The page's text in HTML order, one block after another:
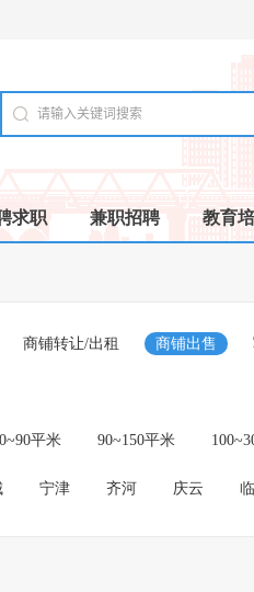
求职 兼职招聘 教育培
商铺转让/出租 商铺出售
平米 90~150平米
宁津 齐河 庆云